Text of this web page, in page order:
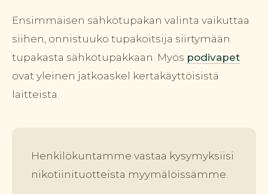
Ensimmäisen sähkötupakan valinta vaikuttaa
siihen, onnistuuko tupakoitsija siirtymään
tupakasta sähkötupakkaan. Myös podivapet
ovat yleinen jatkoaskel kertakäyttöisistä
laitteista.
Henkilökuntamme vastaa kysymyksiisi
nikotiinituotteista myymälöissämme.